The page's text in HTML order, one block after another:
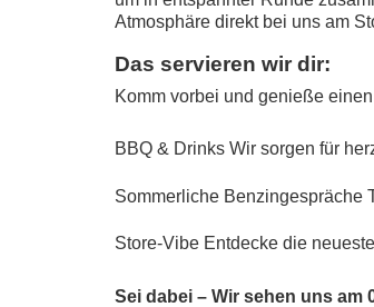
Atmosphäre direkt bei uns am
Das servieren wir dir:
Komm vorbei und genieße
BBQ & Drinks Wir sorgen für
Sommerliche Benzingespräche
Store-Vibe Entdecke die
Sei dabei – Wir sehen uns am